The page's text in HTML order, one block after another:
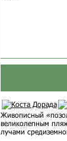
Живописный
великолепным
лучами